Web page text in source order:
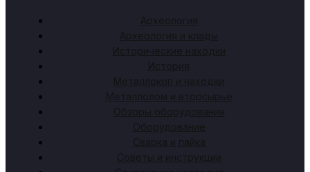
Археология
Археология и клады
Исторические находки
История
Металлокоп и находки
Металлолом и вторсырьё
Обзоры оборудования
Оборудование
Сварка и пайка
Советы и инструкции